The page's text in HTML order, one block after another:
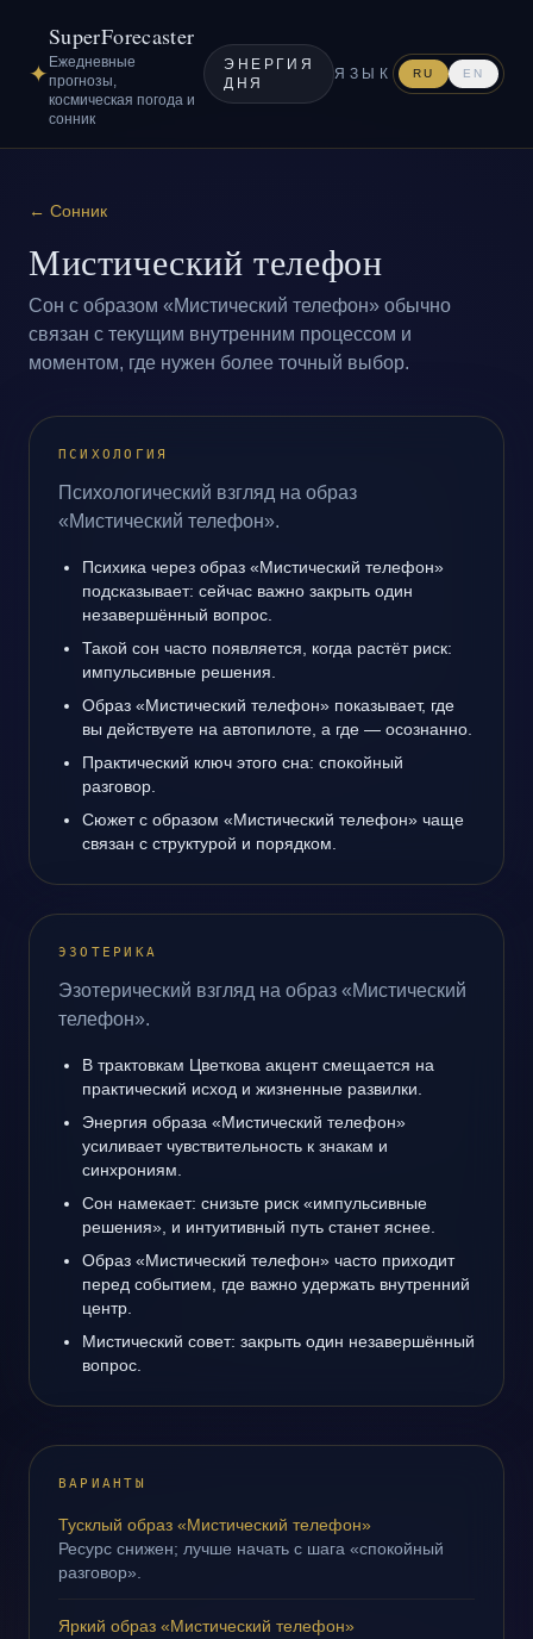
✦
SuperForecaster
Ежедневные
прогнозы,
космическая погода и
сонник
ЭНЕРГИЯ
ДНЯ
ЯЗЫК RU EN
← Сонник
Мистический телефон
Сон с образом «Мистический телефон» обычно
связан с текущим внутренним процессом и
моментом, где нужен более точный выбор.
ПСИХОЛОГИЯ
Психологический взгляд на образ
«Мистический телефон».
Психика через образ «Мистический телефон»
подсказывает: сейчас важно закрыть один
незавершённый вопрос.
Такой сон часто появляется, когда растёт риск:
импульсивные решения.
Образ «Мистический телефон» показывает, где
вы действуете на автопилоте, а где — осознанно.
Практический ключ этого сна: спокойный
разговор.
Сюжет с образом «Мистический телефон» чаще
связан с структурой и порядком.
ЭЗОТЕРИКА
Эзотерический взгляд на образ «Мистический
телефон».
В трактовкам Цветкова акцент смещается на
практический исход и жизненные развилки.
Энергия образа «Мистический телефон»
усиливает чувствительность к знакам и
синхрониям.
Сон намекает: снизьте риск «импульсивные
решения», и интуитивный путь станет яснее.
Образ «Мистический телефон» часто приходит
перед событием, где важно удержать внутренний
центр.
Мистический совет: закрыть один незавершённый
вопрос.
ВАРИАНТЫ
Тусклый образ «Мистический телефон»
Ресурс снижен; лучше начать с шага «спокойный
разговор».
Яркий образ «Мистический телефон»